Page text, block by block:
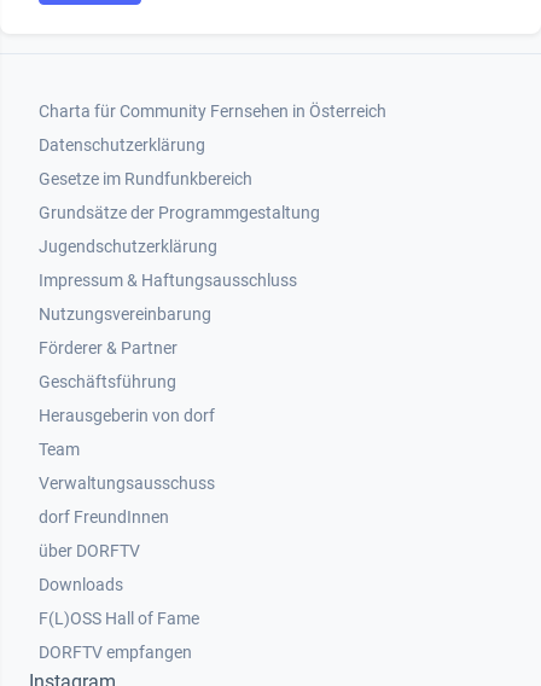
Footer 1
Charta für Community Fernsehen in Österreich
Datenschutzerklärung
Gesetze im Rundfunkbereich
Grundsätze der Programmgestaltung
Jugendschutzerklärung
Impressum & Haftungsausschluss
Nutzungsvereinbarung
Footer 2
Förderer & Partner
Geschäftsführung
Herausgeberin von dorf
Team
Verwaltungsausschuss
dorf FreundInnen
Footer 3
über DORFTV
Downloads
F(L)OSS Hall of Fame
Footer 4
DORFTV empfangen